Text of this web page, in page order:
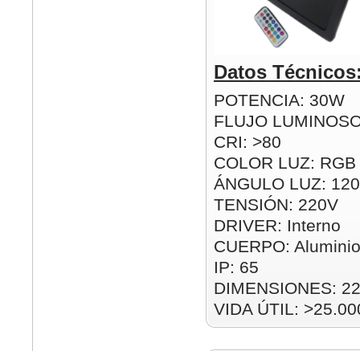
Datos
POTENCIA: 30W
FLUJO
CRI: >80
COLOR LUZ: RGB
ÁNGULO LUZ:
TENSIÓN: 220V
DRIVER: Interno
CUERPO: Aluminio
IP: 65
DIMENSIONES:
VIDA ÚTIL: